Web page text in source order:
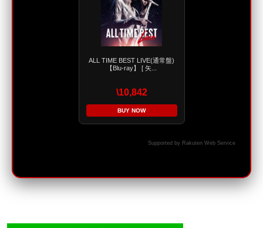
ALL TIME BEST LIVE(通常盤)
【Blu-ray】 [ 矢...
\10,842
BUY NOW
Supported by Rakuten Web Service